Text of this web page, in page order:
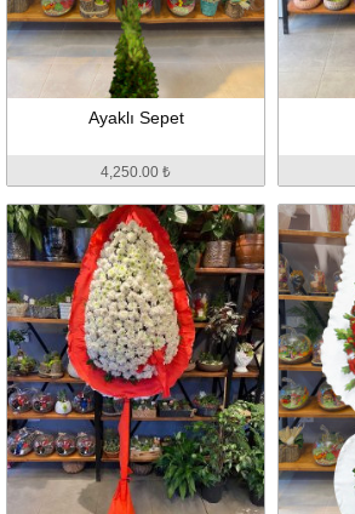
Ayaklı Sepet
4,250.00 ₺